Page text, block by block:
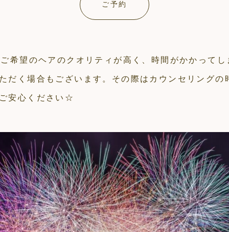
ご予約
希望のヘアのクオリティが高く、時間がかかって
だく場合もございます。その際はカウンセリングの
安心ください☆